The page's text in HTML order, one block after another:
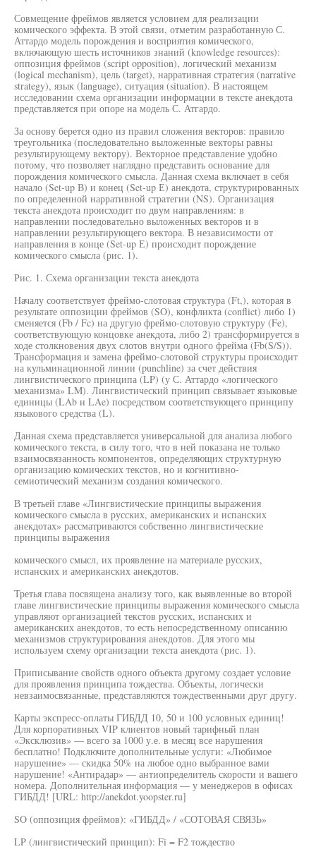
Совмещение фреймов является условием для реализации
комического эффекта. В этой связи, отметим разработанную С.
Аттардо модель порождения и восприятия комического,
включающую шесть источников знаний (knowledge resources):
оппозиция фреймов (script opposition), логический механизм
(logical mechanism), цель (target), нарративная стратегия (narrative
strategy), язык (language), ситуация (situation). В настоящем
исследовании схема организации информации в тексте анекдота
представляется при опоре на модель С. Атгардо.
За основу берется одно из правил сложения векторов: правило
треугольника (последовательно выложенные векторы равны
результирующему вектору). Векторное представление удобно
потому, что позволяет наглядно представить основание для
порождения комического смысла. Данная схема включает в себя
начало (Set-up В) и конец (Set-up Е) анекдота, структурированных
по определенной нарративной стратегии (NS). Организация
текста анекдота происходит по двум направлениям: в
направлении последовательно выложенных векторов и в
направлении результирующего вектора. В независимости от
направления в конце (Set-up Е) происходит порождение
комического смысла (рис. 1).
Рис. 1. Схема организации текста анекдота
Началу соответствует фреймо-слотовая структура (Ft,), которая в
результате оппозиции фреймов (SO), конфликта (conflict) либо 1)
сменяется (Fb / Fc) на другую фреймо-слотовую структуру (Fe),
соответствующую концовке анекдота, либо 2) трансформируется в
ходе столкновения двух слотов внутри одного фрейма (Fb(S/S)).
Трансформация и замена фреймо-слотовой структуры происходит
на кульминационной линии (punchline) за счет действия
лингвистического принципа (LP) (у С. Аттардо «логического
механизма» LM). Лингвистический принцип связывает языковые
единицы (LAb и LAe) посредством соответствующего принципу
языкового средства (L).
Данная схема представляется универсальной для анализа любого
комического текста, в силу того, что в ней показана не только
взаимосвязанность компонентов, определяющих структурную
организацию комических текстов, но и когнитивно-
семиотический механизм создания комического.
В третьей главе «Лингвистические принципы выражения
комического смысла в русских, американских и испанских
анекдотах» рассматриваются собственно лингвистические
принципы выражения
комического смысл, их проявление на материале русских,
испанских и американских анекдотов.
Третья глава посвящена анализу того, как выявленные во второй
главе лингвистические принципы выражения комического смысла
управляют организацией текстов русских, испанских и
американских анекдотов, то есть непосредственному описанию
механизмов структурирования анекдотов. Для этого мы
используем схему организации текста анекдота (рис. 1).
Приписывание свойств одного объекта другому создает условие
для проявления принципа тождества. Объекты, логически
невзаимосвязанные, представляются тождественными друг другу.
Карты экспресс-оплаты ГИБДД 10, 50 и 100 условных единиц!
Для корпоративных VIP клиентов новый тарифный план
«Эксклюзив» — всего за 1000 у.е. в месяц все нарушения
бесплатно! Подключите дополнительные услуги: «Любимое
нарушение» — скидка 50% на любое одно выбранное вами
нарушение! «Антирадар» — антиопределитель скорости и вашего
номера. Дополнительная информация — у менеджеров в офисах
ГИБДД! [URL: http://anekdot.yoopster.ru]
SO (оппозиция фреймов): «ГИБДД» / «СОТОВАЯ СВЯЗЬ»
LP (лингвистический принцип): Fi = F2 тождество